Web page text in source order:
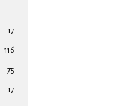
17
116
75
17